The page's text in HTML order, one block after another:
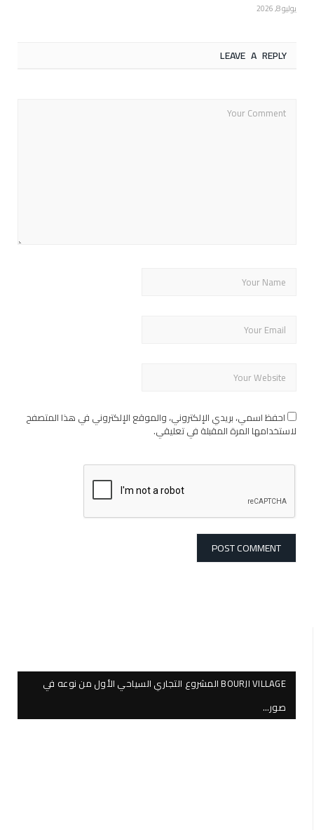
يوليو 8, 2026
LEAVE A REPLY
احفظ اسمي، بريدي الإلكتروني، والموقع الإلكتروني في هذا المتصفح
لاستخدامها المرة المقبلة في تعليقي.
BOURJI VILLAGE المشروع التجاري السياحي الأول من نوعه في
صور…